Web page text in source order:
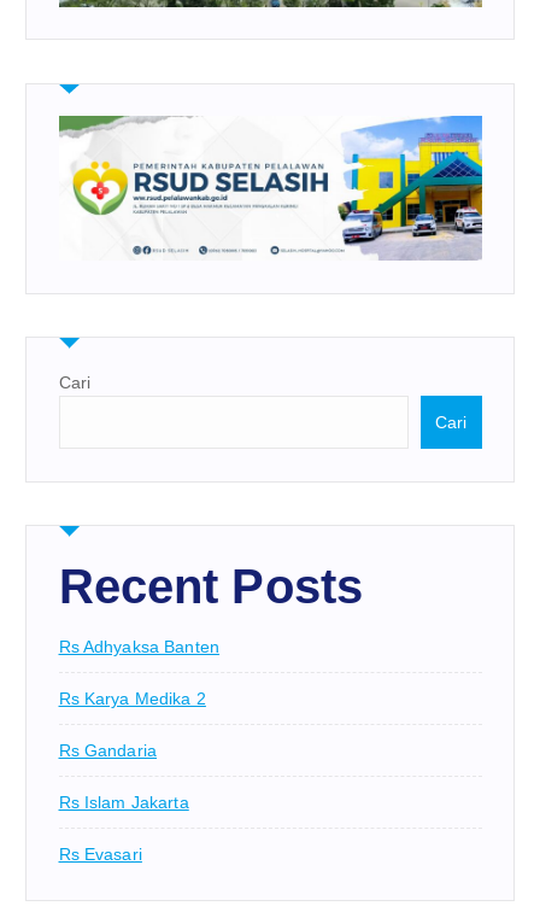
Cari
Cari
Recent Posts
Rs Adhyaksa Banten
Rs Karya Medika 2
Rs Gandaria
Rs Islam Jakarta
Rs Evasari